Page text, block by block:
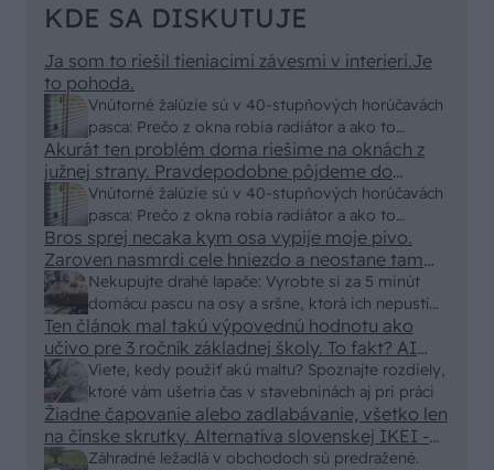
KDE SA DISKUTUJE
Vnútorné žalúzie sú v 40-stupňových horúčavách
pasca: Prečo z okna robia radiátor a ako to
vyriešiť za pár eur?
Ja som to riešil tieniacimi závesmi v interieri.Je
to pohoda.
Vnútorné žalúzie sú v 40-stupňových horúčavách
pasca: Prečo z okna robia radiátor a ako to
vyriešiť za pár eur?
Akurát ten problém doma riešime na oknách z
južnej strany. Pravdepodobne pôjdeme do
vonkajšieho tienenia na spôsob markízy
250x150cm. Čínsky predajcovia idú okolo 100
eur kus.
Nekupujte drahé lapače: Vyrobte si za 5 minút
domácu pascu na osy a sršne, ktorá ich nepustí
von
Bros sprej necaka kym osa vypije moje pivo.
Zaroven nasmrdi cele hniezdo a neostane tam
nic zive. Vasa pasca naucinke moc efektivne.
Skor pritiahne slimaky
Viete, kedy použiť akú maltu? Spoznajte rozdiely,
ktoré vám ušetria čas v stavebninách aj pri práci
Ten článok mal takú výpovednú hodnotu ako
učivo pre 3 ročník základnej školy. To fakt? AI
alebo nejaka kniha z VŠ? Dnešné rychlotvrdnuce
malty - pevnosť 40 Mpa a doba schnutia tak 15
minut , k tomu vodotesné s kryštálikou. A rozdiel
- schnutie a zretie. Nič?
Záhradné ležadlá v obchodoch sú predražené.
Žiadne čapovanie alebo zadlabávanie, všetko len
na čínske skrutky. Alternatíva slovenskej IKEI -
čo sa týka pevnosti. Autor si nedal veľa námahy s